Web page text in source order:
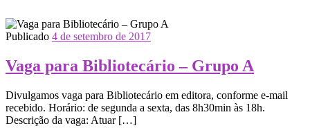
Publicado 4 de setembro de 2017
Vaga para Bibliotecário – Grupo A
Divulgamos vaga para Bibliotecário em editora, conforme e-mail
recebido. Horário: de segunda a sexta, das 8h30min às 18h.
Descrição da vaga: Atuar […]